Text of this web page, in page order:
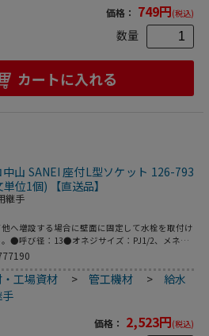
価格： 749円(税込)
数量
カートに入れる
中山 SANEI 座付L型ソケット 126-793
位1個) 【直送品】
継手
へ増設する場合に壁面に固定して水栓を取付け
。●呼び径：13●オネジサイズ：PJ1/2、メネジ
2●青銅
工場資材 >管工機材 > 給水
価格： 2,523円(税込)